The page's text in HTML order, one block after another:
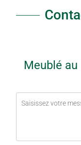
Meublé au